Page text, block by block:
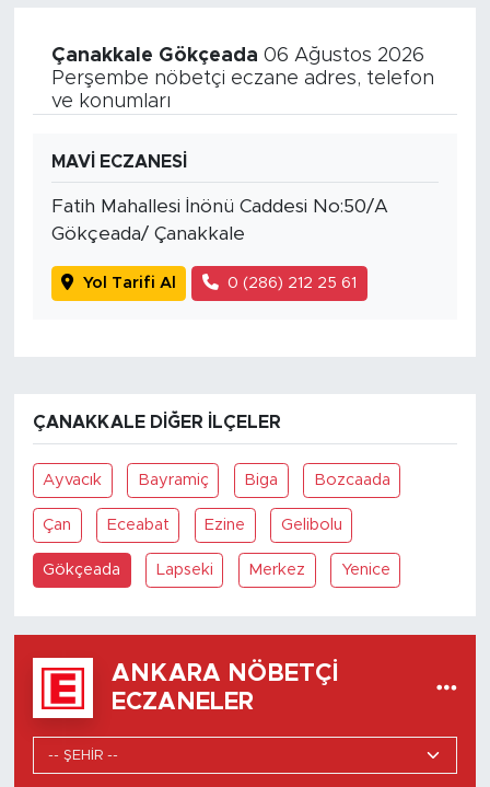
Çanakkale Gökçeada 06 Ağustos 2026
Perşembe nöbetçi eczane adres, telefon
ve konumları
MAVİ ECZANESİ
Fatih Mahallesi İnönü Caddesi No:50/A
Gökçeada/ Çanakkale
Yol Tarifi Al 0 (286) 212 25 61
ÇANAKKALE DIĞER İLÇELER
Ayvacık Bayramiç Biga Bozcaada
Çan Eceabat Ezine Gelibolu
Gökçeada Lapseki Merkez Yenice
ANKARA NÖBETÇI
ECZANELER